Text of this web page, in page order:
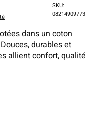
SKU:
08214909773
dans un coton
durables et
allient confort, qualité